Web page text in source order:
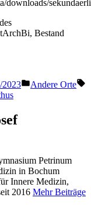
downloads/
Bestand
2023
Veröffentlicht
Andere Orte
Petrinum
in Bochum
Innere Medizin,
2016 Mehr Beiträge